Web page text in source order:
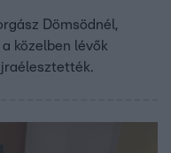
Dömsödnél,
közelben lévők